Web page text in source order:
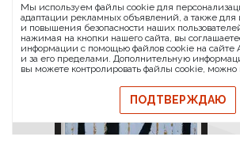
О проекте FAQ
Сообщить о баге
© 2026
Политика
Политика обмена и
Свидетельство на товарный знак
Мы используем файлы cookie для
адаптации рекламных объявлений, а также
и повышения безопасности наших
нажимая на кнопки нашего сайта, вы
информации с помощью файлов cookie на
и за его пределами. Дополнительную
вы можете контролировать файлы cookie, можно
ПОДТВЕРЖДАЮ